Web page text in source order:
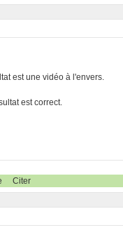
est une vidéo à l'envers.
est correct.
Citer